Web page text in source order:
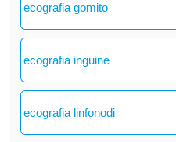
ecografia gomito
ecografia inguine
ecografia linfonodi